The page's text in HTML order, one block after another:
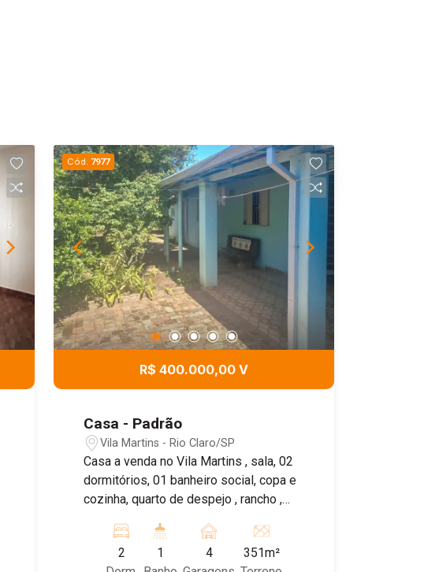
Cód. 7977
R$ 400.000,00 V
Casa - Padrão
Vila Martins - Rio Claro/SP
Casa a venda no Vila Martins , sala, 02
dormitórios, 01 banheiro social, copa e
cozinha, quarto de despejo , rancho ,
Agende sua visita!
2
1
4
351m²